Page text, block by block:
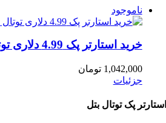
ناموجود
خرید استارتر پک 4.99 دلاری توتال بتل total battle
1,042,000 تومان
جزئیات
استارتر پک توتال بتل